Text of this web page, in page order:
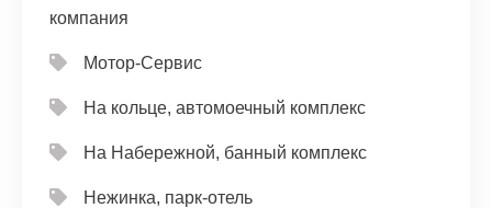
компания
Мотор-Сервис
На кольце, автомоечный комплекс
На Набережной, банный комплекс
Нежинка, парк-отель